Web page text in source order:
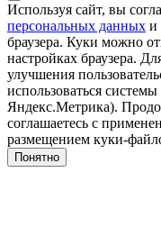
Используя сайт, вы
персональных данных и
браузера. Куки можно
настройках браузера.
улучшения
использоваться
Яндекс.Метрика).
соглашаетесь с
размещением куки-
Понятно